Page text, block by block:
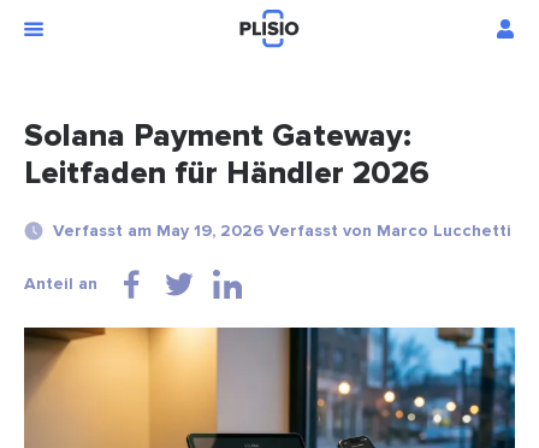
Solana Payment Gateway:
Leitfaden für Händler 2026
Verfasst am May 19, 2026 Verfasst von Marco Lucchetti
Anteil an